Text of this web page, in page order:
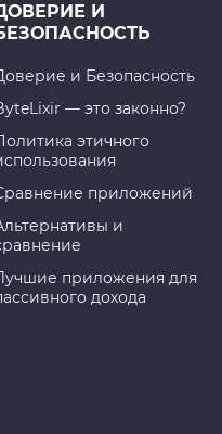
И
и Безопасность
— это законно?
этичного
приложений
и
приложения для
дохода